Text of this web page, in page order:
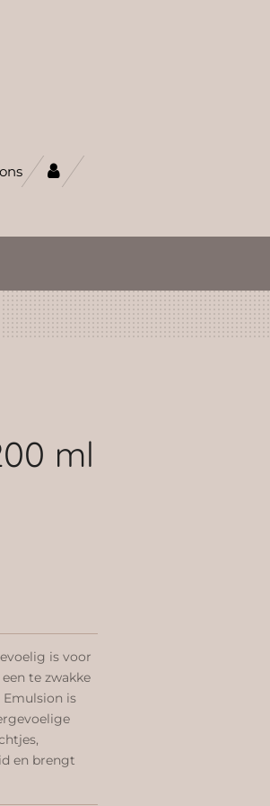
ml
is voor
te zwakke
Emulsion is
en brengt